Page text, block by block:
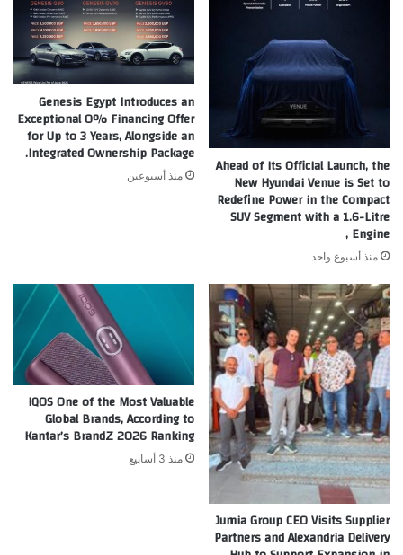
Ahead of its Official Launch, the
New Hyundai Venue is Set to
Redefine Power in the Compact
SUV Segment with a 1.6-Litre
Engine ,
منذ أسبوع واحد
Genesis Egypt Introduces an
Exceptional 0% Financing Offer
for Up to 3 Years, Alongside an
Integrated Ownership Package.
منذ أسبوعين
Jumia Group CEO Visits Supplier
Partners and Alexandria Delivery
IQOS One of the Most Valuable
Global Brands, According to
Kantar’s BrandZ 2026 Ranking
منذ 3 أسابيع